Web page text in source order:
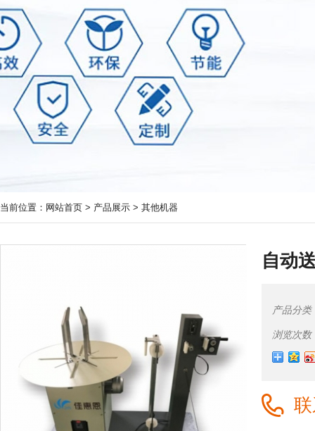
当前位置： 网站首页 > 产品展示 > 其他机器
自动
产品分类
浏览次数